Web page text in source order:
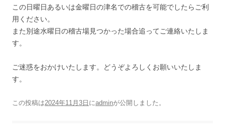
この日曜日あるいは金曜日の津名での稽古を可能でしたらご利
用ください。
また別途水曜日の稽古場見つかった場合追ってご連絡いたしま
す。
ご迷惑をおかけいたします。どうぞよろしくお願いいたしま
す。
この投稿は2024年11月3日 にadminが公開しました 。